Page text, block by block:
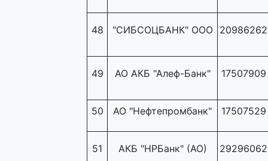
48 "СИБСОЦБАНК" ООО 20986262
49 АО АКБ "Алеф-Банк" 17507909
50 АО "Нефтепромбанк" 17507529
51 АКБ "НРБанк" (АО) 29296062